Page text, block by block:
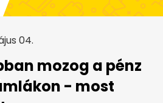
04.
mozog a pénz
- most